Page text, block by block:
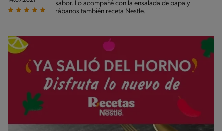
sabor. Lo acompañé con la ensalada de papa y
rábanos también receta Nestle.